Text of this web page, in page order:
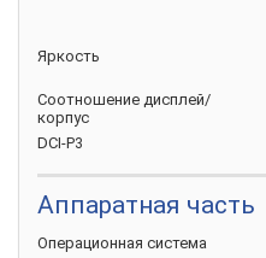
Яркость
Соотношение дисплей/
корпус
DCI-P3
Аппаратная часть
Операционная система